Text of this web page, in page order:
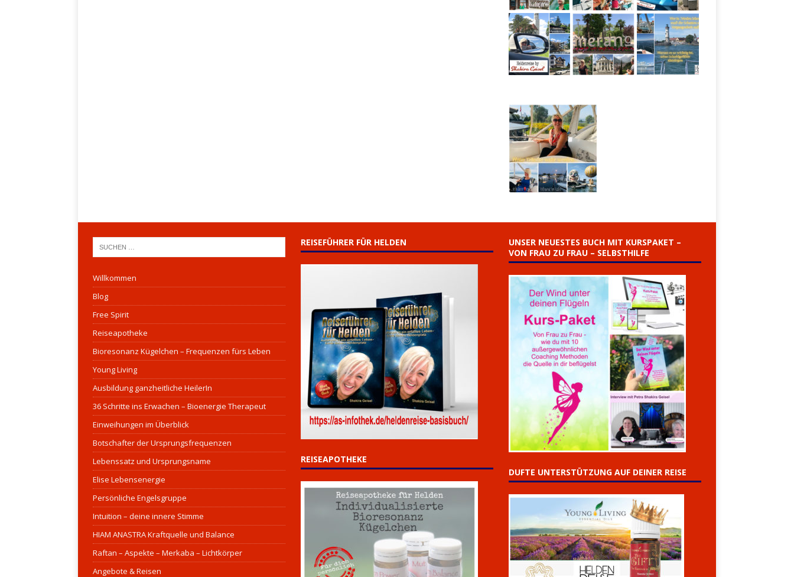
Willkommen
Blog
Free Spirit
Reiseapotheke
Bioresonanz Kügelchen – Frequenzen fürs Leben
Young Living
Ausbildung ganzheitliche HeilerIn
36 Schritte ins Erwachen – Bioenergie Therapeut
Einweihungen im Überblick
Botschafter der Ursprungsfrequenzen
Lebenssatz und Ursprungsname
Elise Lebensenergie
Persönliche Engelsgruppe
Intuition – deine innere Stimme
HIAM ANASTRA Kraftquelle und Balance
Raftan – Aspekte – Merkaba – Lichtkörper
Angebote & Reisen
REISEFÜHRER FÜR HELDEN
REISEAPOTHEKE
UNSER NEUESTES BUCH MIT KURSPAKET –
VON FRAU ZU FRAU – SELBSTHILFE
DUFTE UNTERSTÜTZUNG AUF DEINER REISE